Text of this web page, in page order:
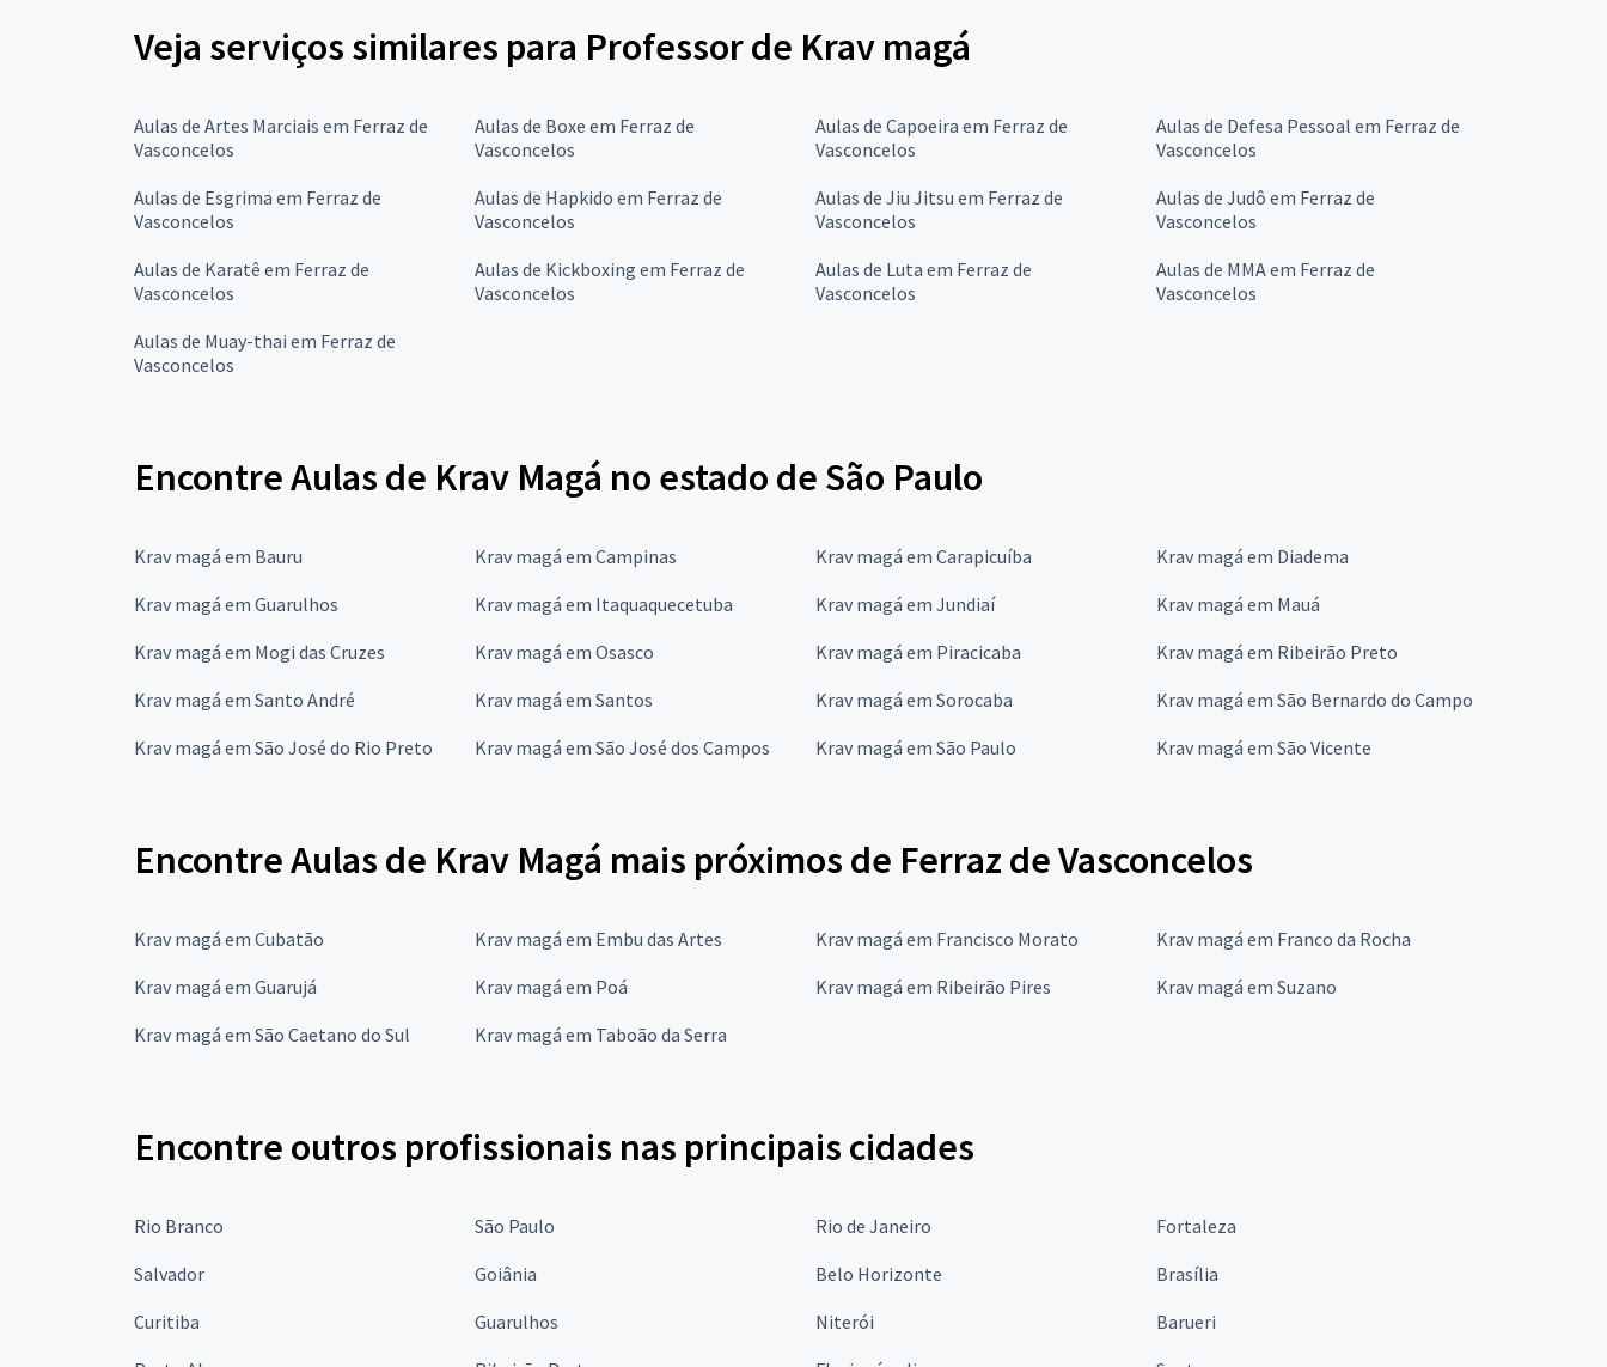
Veja serviços similares para Professor de Krav magá
Aulas de Artes Marciais em Ferraz de
Vasconcelos
Aulas de Boxe em Ferraz de
Vasconcelos
Aulas de Capoeira em Ferraz de
Vasconcelos
Aulas de Defesa Pessoal em Ferraz de
Vasconcelos
Aulas de Esgrima em Ferraz de
Vasconcelos
Aulas de Hapkido em Ferraz de
Vasconcelos
Aulas de Jiu Jitsu em Ferraz de
Vasconcelos
Aulas de Judô em Ferraz de
Vasconcelos
Aulas de Karatê em Ferraz de
Vasconcelos
Aulas de Kickboxing em Ferraz de
Vasconcelos
Aulas de Luta em Ferraz de
Vasconcelos
Aulas de MMA em Ferraz de
Vasconcelos
Aulas de Muay-thai em Ferraz de
Vasconcelos
Encontre Aulas de Krav Magá no estado de São Paulo
Krav magá em Bauru Krav magá em Campinas Krav magá em Carapicuíba
Krav magá em Diadema
Krav magá em Guarulhos
Krav magá em Itaquaquecetuba Krav magá em Jundiaí
Krav magá em Mauá
Krav magá em Mogi das Cruzes
Krav magá em Osasco Krav magá em Piracicaba
Krav magá em Ribeirão Preto
Krav magá em Santo André
Krav magá em Santos Krav magá em Sorocaba
Krav magá em São Bernardo do Campo
Krav magá em São José do Rio Preto
Krav magá em São José dos Campos Krav magá em São Paulo Krav magá em São Vicente
Encontre Aulas de Krav Magá mais próximos de Ferraz de Vasconcelos
Krav magá em Cubatão Krav magá em Embu das Artes Krav magá em Francisco Morato
Krav magá em Franco da Rocha
Krav magá em Guarujá
Krav magá em Poá Krav magá em Ribeirão Pires
Krav magá em Suzano
Krav magá em São Caetano do Sul
Krav magá em Taboão da Serra
Encontre outros profissionais nas principais cidades
Rio Branco São Paulo Rio de Janeiro
Fortaleza
Salvador
Goiânia Belo Horizonte
Brasília
Curitiba
Guarulhos Niterói
Barueri